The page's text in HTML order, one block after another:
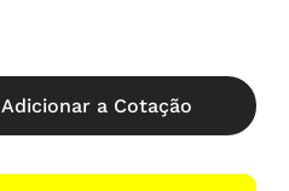
Adicionar a Cotação